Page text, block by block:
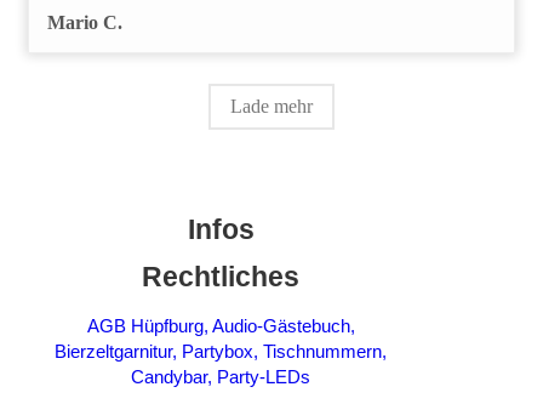
Mario C.
Lade mehr
Infos
Rechtliches
AGB Hüpfburg, Audio-Gästebuch,
Bierzeltgarnitur, Partybox, Tischnummern,
Candybar, Party-LEDs